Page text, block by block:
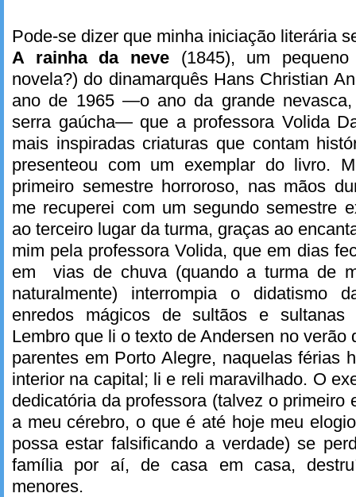
Pode-se dizer que minha iniciação literária
A rainha da neve (1845), um
novela?) do dinamarquês Hans Christian
ano de 1965 —o ano da grande
serra gaúcha— que a professora Volida
mais inspiradas criaturas que contam
presenteou com um exemplar do livro.
primeiro semestre horroroso, nas mãos
me recuperei com um segundo semestre
ao terceiro lugar da turma, graças ao
mim pela professora Volida, que em dias
em vias de chuva (quando a turma de
naturalmente) interrompia o didatismo
enredos mágicos de sultãos e sultanas
Lembro que li o texto de Andersen no verão
parentes em Porto Alegre, naquelas férias
interior na capital; li e reli maravilhado. O
dedicatória da professora (talvez o primeiro
a meu cérebro, o que é até hoje meu
possa estar falsificando a verdade) se
família por aí, de casa em casa,
menores.